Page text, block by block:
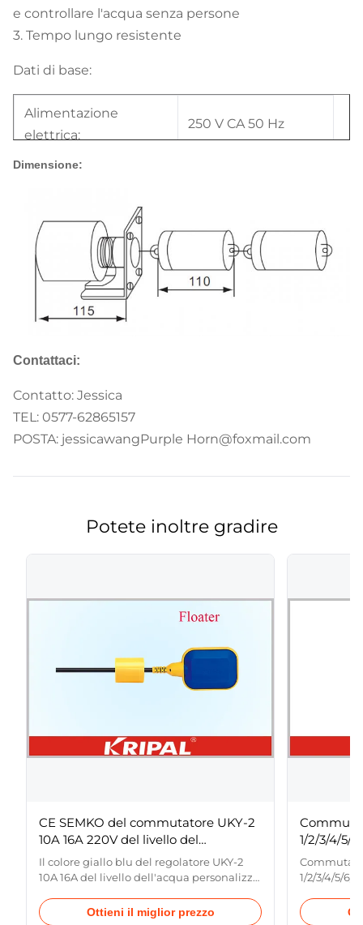
e controllare l'acqua senza persone
3. Tempo lungo resistente
Dati di base:
Alimentazione
elettrica:
250 V CA 50 Hz
Temperatura
Consumo di energia: <1.5KW
Dimensione:
Contattaci:
Contatto: Jessica
TEL: 0577-62865157
POSTA: jessicawangPurple Horn@foxmail.com
Potete inoltre gradire
CE SEMKO del commutatore UKY-2
10A 16A 220V del livello del
galleggiante del regolatore del livello
dell'acqua
Il colore giallo blu del regolatore UKY-2
10A 16A del livello dell'acqua personalizza
delle miodesopsie del acceptalbe 220V
Ottieni il miglior prezzo
1/2/3/4/5/
cavo
1/2/3/4/5/6/
prodotto di